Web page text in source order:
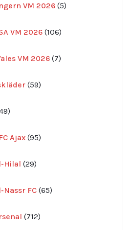
VM 2026 5
produkter
VM 2026 106
produkter
VM 2026 7
produkter
59
produkter
produkter
Ajax 95
produkter
Hilal 29
produkter
Nassr FC 65
produkter
712
produkter